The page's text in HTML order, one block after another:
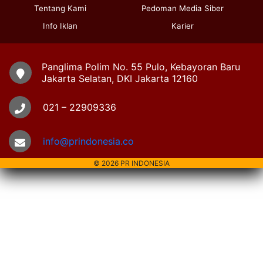
Tentang Kami
Info Iklan
Pedoman Media Siber
Karier
Panglima Polim No. 55 Pulo, Kebayoran Baru
Jakarta Selatan, DKI Jakarta 12160
021 – 22909336
info@prindonesia.co
© 2026 PR INDONESIA